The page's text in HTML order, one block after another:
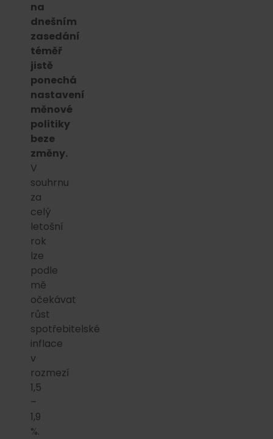
na
dnešním
zasedání
téměř
jistě
ponechá
nastavení
měnové
politiky
beze
změny.
V
souhrnu
za
celý
letošní
rok
lze
podle
mě
očekávat
růst
spotřebitelské
inflace
v
rozmezí
1,5
–
1,9
%.